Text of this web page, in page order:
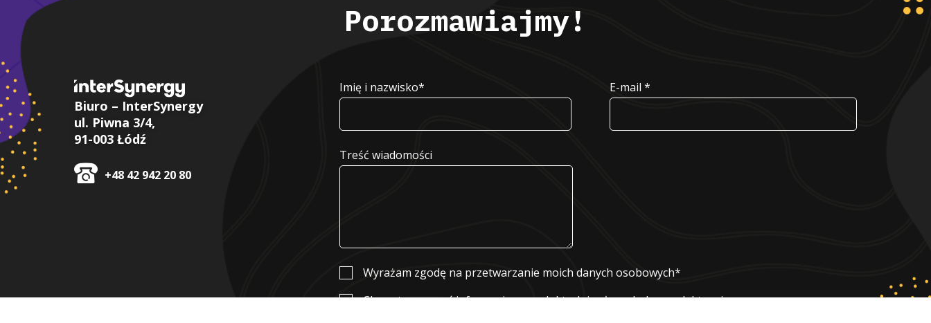
Porozmawiajmy!
Biuro – InterSynergy
ul. Piwna 3/4,
91-003 Łódź
+48 42 942 20 80
Imię i nazwisko* E-mail *
Treść wiadomości
Wyrażam zgodę na przetwarzanie moich danych osobowych*
Chcę otrzymywać informacje o produktach i usługach drogą elektroniczną.
Alternative: